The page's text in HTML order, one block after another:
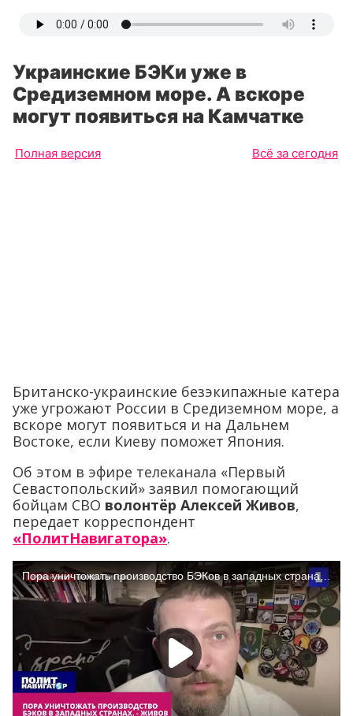
Украинские БЭКи уже в
Средиземном море. А вскоре
могут появиться на Камчатке
Полная версия Всё за сегодня
Британско-украинские безэкипажные катера
уже угрожают России в Средиземном море, а
вскоре могут появиться и на Дальнем
Востоке, если Киеву поможет Япония.
Об этом в эфире телеканала «Первый
Севастопольский» заявил помогающий
бойцам СВО волонтёр Алексей Живов,
передает корреспондент
«ПолитНавигатора».